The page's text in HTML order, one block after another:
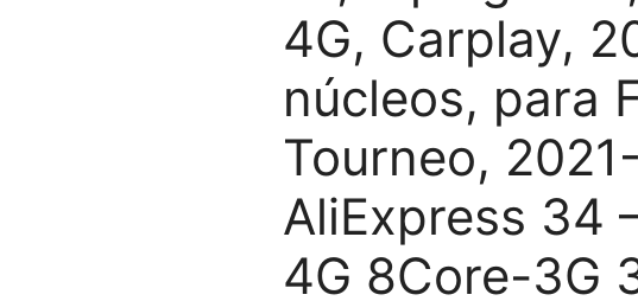
4G, Carplay,
núcleos, para
Tourneo,
AliExpress 34
4G 8Core-3G